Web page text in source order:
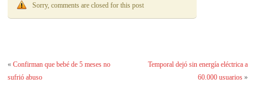
Sorry, comments are closed for this post
«Confirman que bebé de 5 meses no
sufrió abuso
Temporal dejó sin energía eléctrica a
60.000 usuarios»